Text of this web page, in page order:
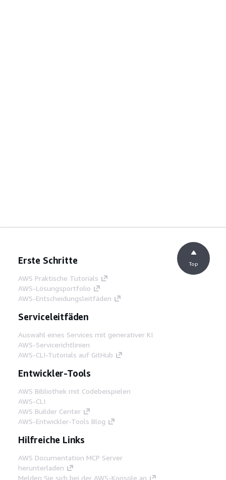
Erste Schritte
AWS Praktische Tutorials
AWS-Lösungsportfolio
AWS-Entscheidungsleitfäden
Serviceleitfäden
Auswahl eines Services mit generativer KI
AWS-Servicerichtlinien
AWS-CLI-Tutorials auf GitHub
Entwickler-Tools
AWS Bibliothek mit Codebeispielen
AWS-CLI
AWS Builder Center
AWS-Entwickler-Tools Blog
Hilfreiche Links
AWS Documentation MCP Server
herunterladen
Melden Sie sich bei der AWS-Konsole an
Top